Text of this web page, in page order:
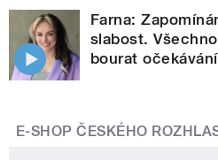
Farna:
slabost.
bourat
E-SHOP ČESKÉHO